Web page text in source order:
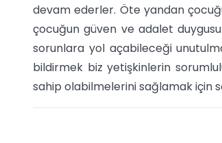
devam ederler. Öte yandan
çocuğun güven ve adalet
sorunlara yol açabileceği
bildirmek biz yetişkinlerin
sahip olabilmelerini sağlamak için